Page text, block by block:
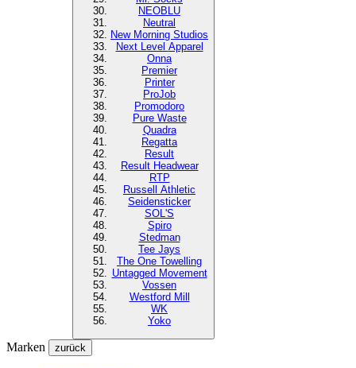
NEOBLU
Neutral
New Morning Studios
Next Level Apparel
Onna
Premier
Printer
ProJob
Promodoro
Pure Waste
Quadra
Regatta
Result
Result Headwear
RTP
Russell Athletic
Seidensticker
SOL'S
Spiro
Stedman
Tee Jays
The One Towelling
Untagged Movement
Vossen
Westford Mill
WK
Yoko
Marken zurück